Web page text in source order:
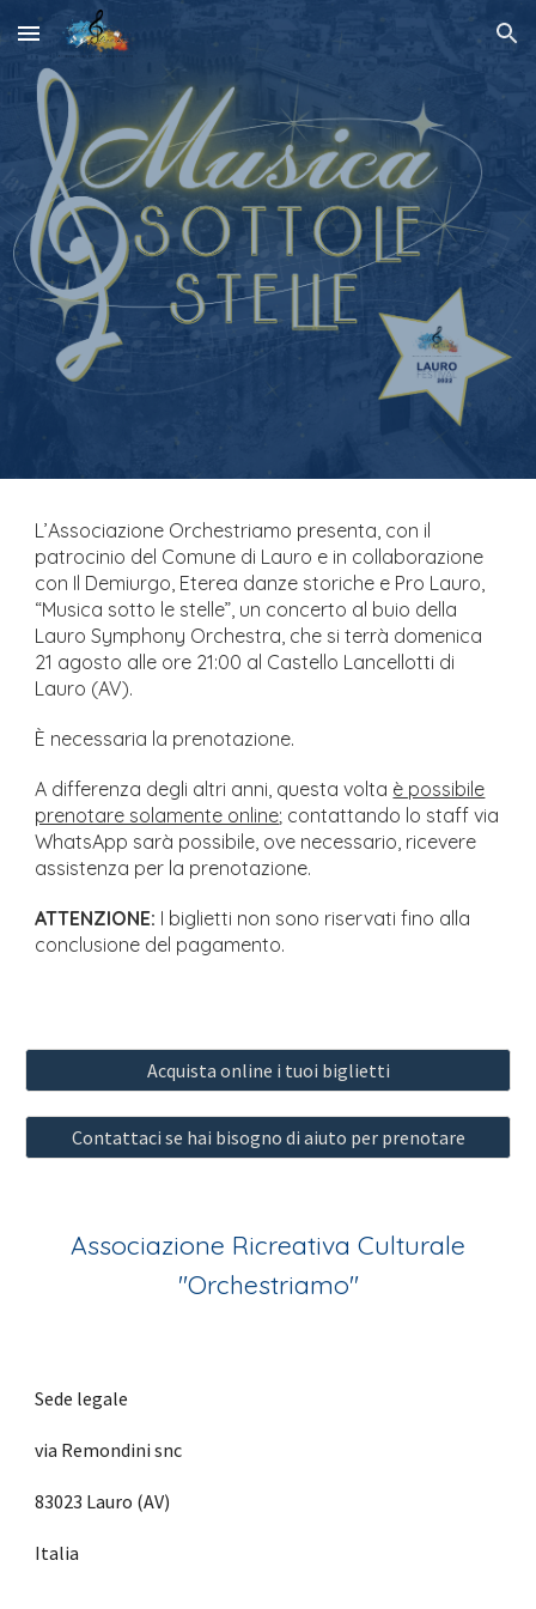
Skip to main content Skip to navigation
L’Associazione Orchestriamo presenta, con il
patrocinio del Comune di Lauro e in collaborazione
con Il Demiurgo, Eterea danze storiche e Pro Lauro,
“Musica sotto le stelle”, un concerto al buio della
Lauro Symphony Orchestra, che si terrà domenica
21 agosto alle ore 21:00 al Castello Lancellotti di
Lauro (AV).
È necessaria la prenotazione.
A differenza degli altri anni, questa volta è possibile
prenotare solamente online; contattando lo staff via
WhatsApp sarà possibile, ove necessario, ricevere
assistenza per la prenotazione.
ATTENZIONE: I biglietti non sono riservati fino alla
conclusione del pagamento.
Acquista online i tuoi biglietti
Contattaci se hai bisogno di aiuto per prenotare
Associazione Ricreativa Culturale
"Orchestriamo"
Sede legale
via Remondini snc
83023 Lauro (AV)
Italia